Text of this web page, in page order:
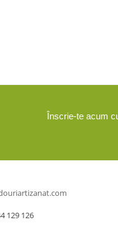
Înscrie-te acum
129 126